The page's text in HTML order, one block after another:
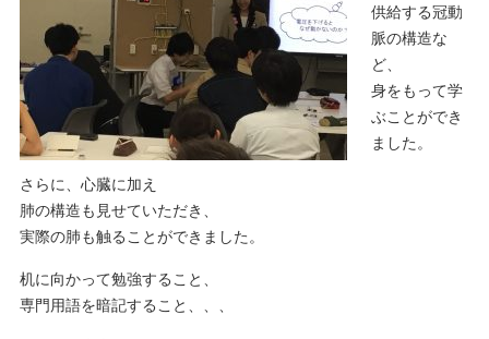
供給する冠動
脈の構造な
ど、
身をもって学
ぶことができ
ました。
さらに、心臓に加え
肺の構造も見せていただき、
実際の肺も触ることができました。
机に向かって勉強すること、
専門用語を暗記すること、、、